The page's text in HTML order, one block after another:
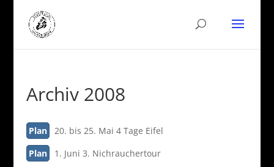
Archiv 2008
Plan
20. bis 25. Mai 4 Tage Eifel
Plan
1. Juni 3. Nichrauchertour